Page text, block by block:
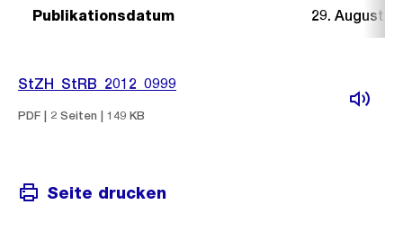
Publikationsdatum 29. August
StZH_StRB_2012_0999
PDF | 2 Seiten | 149 KB
Seite drucken